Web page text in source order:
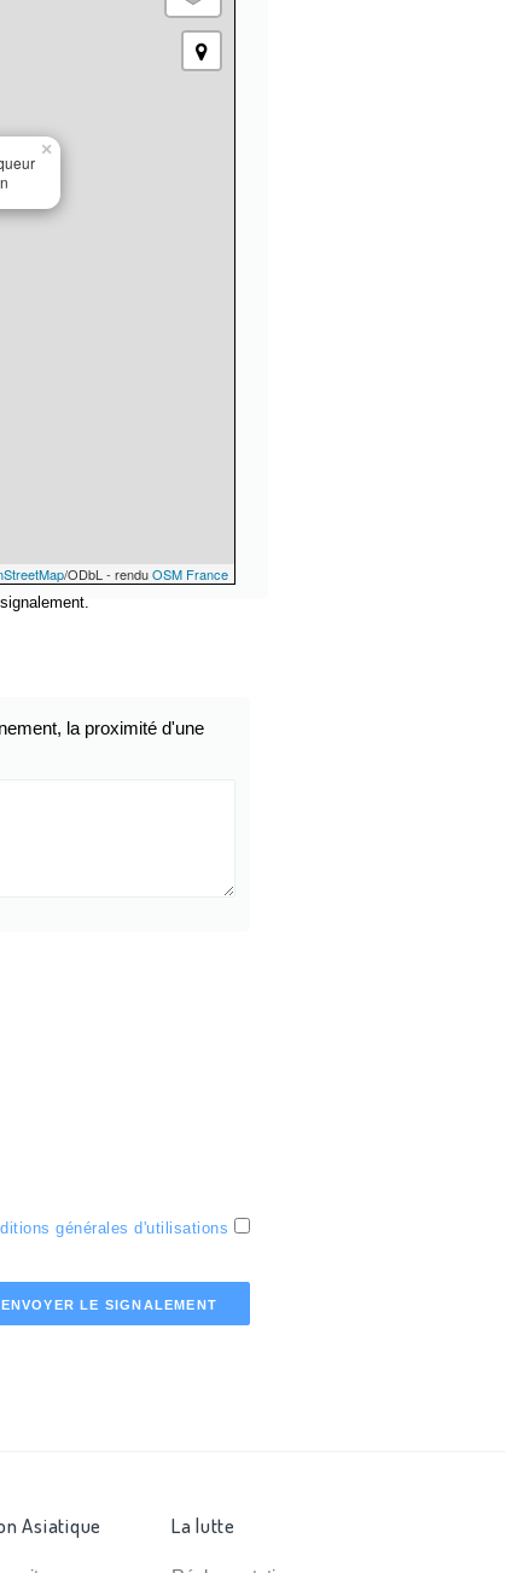
×
/ODbL - renduOSM France
la proximité d'une
générales d'utilisations
ENVOYER LE SIGNALEMENT
Asiatique La lutte